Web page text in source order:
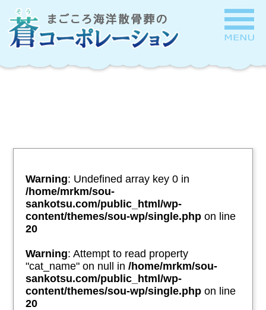
Warning: Undefined array key 0 in
/home/mrkm/sou-
sankotsu.com/public_html/wp-
content/themes/sou-wp/single.php on line
20
Warning: Attempt to read property
"cat_name" on null in/home/mrkm/sou-
sankotsu.com/public_html/wp-
content/themes/sou-wp/single.php on line
20